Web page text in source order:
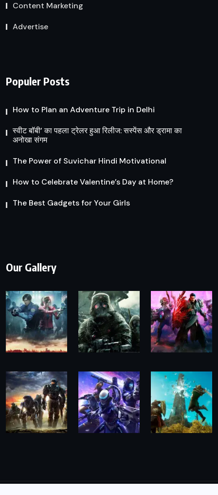
Content Marketing
Advertise
Populer Posts
How to Plan an Adventure Trip in Delhi
स्वीट बॉबी’ का पहला ट्रेलर हुआ रिलीज: सस्पेंस और ड्रामा का
अनोखा संगम
The Power of Suvichar Hindi Motivational
How to Celebrate Valentine’s Day at Home?
The Best Gadgets for Your Girls
Our Gallery